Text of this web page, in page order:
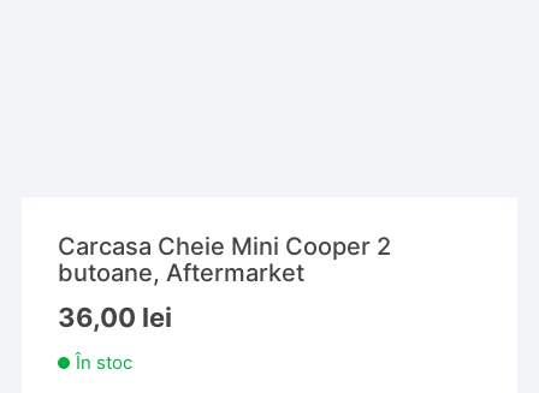
Carcasa Cheie Mini Cooper 2
butoane, Aftermarket
36,00 lei
În stoc